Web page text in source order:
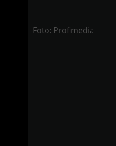
Foto: Profimedia